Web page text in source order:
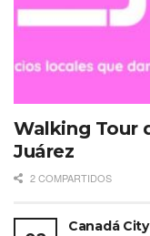
Walking Tour
Juárez
2 COMPARTIDOS
Canadá